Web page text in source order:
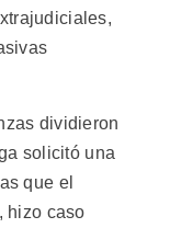
dividieron
solicitó una
que el
hizo caso